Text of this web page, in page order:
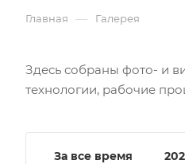
Главная — Галерея
Здесь собраны фото- и
технологии, рабочие
За все время